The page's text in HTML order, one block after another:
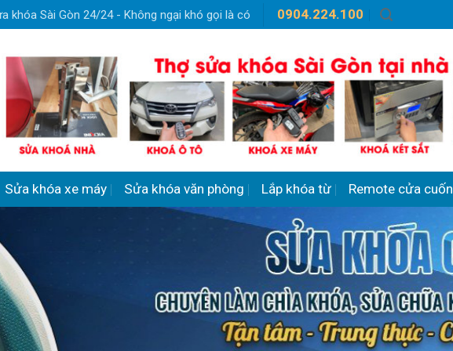
khóa Sài Gòn 24/24 - Không ngại khó gọi là có 0904.224.100
Sửa khóa xe máy Sửa khóa văn phòng Lắp khóa từ Remote cửa cuốn